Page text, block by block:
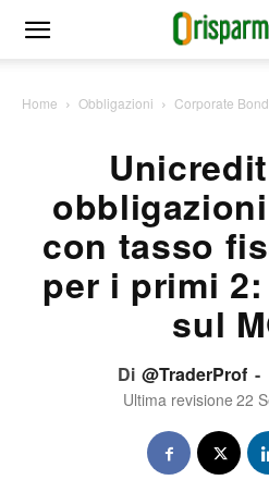
Home Obbligazioni Corporate Bond
con tasso
per i primi
sul
Di @TraderProf -
Ultima revisione 22